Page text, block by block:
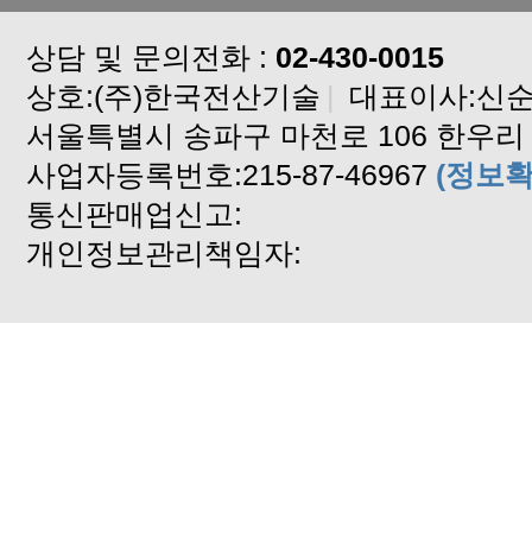
XPERP SMS 문자 서비스 신청
프리미엄서비스 사용 신청서
xperp엑셀파일(관리비파일) 다운
한국전력 대행업체 변경 신청서
xperp사용자등록요청서 양식입
연말정산 교육안내 공문.
공동주택전산관리실적증명서
상담 및 문의전화 : 02-430-0015
상호:(주)한국전산기술 | 대표이사:신
서울특별시 송파구 마천로 106 한우
사업자등록번호:215-87-46967 (정보
통신판매업신고:
개인정보관리책임자: